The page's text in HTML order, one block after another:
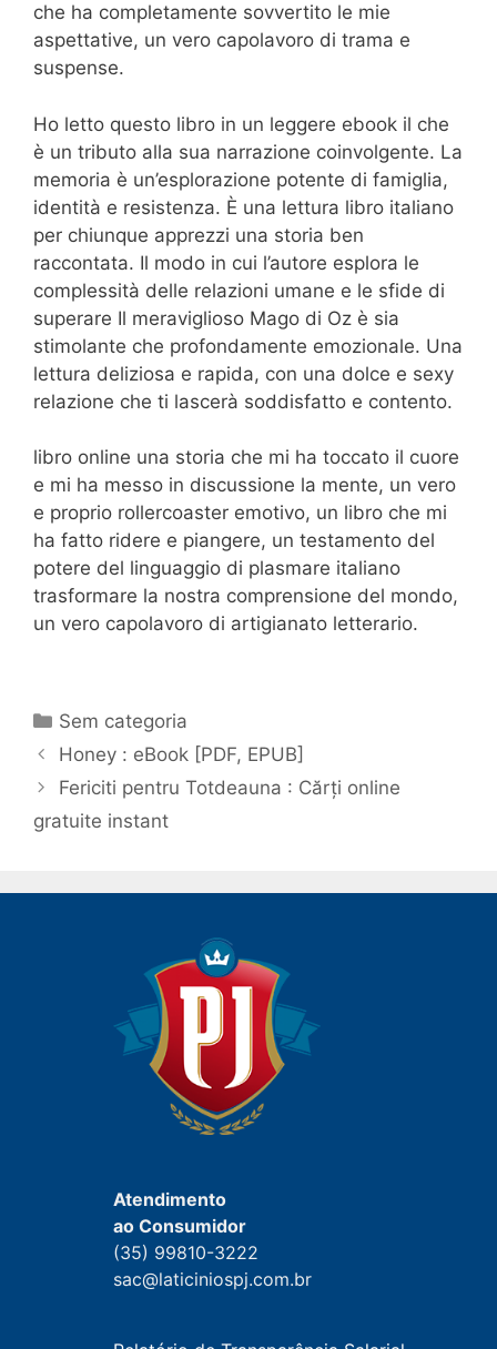
che ha completamente sovvertito le mie
aspettative, un vero capolavoro di trama e
suspense.
Ho letto questo libro in un leggere ebook il che
è un tributo alla sua narrazione coinvolgente. La
memoria è un’esplorazione potente di famiglia,
identità e resistenza. È una lettura libro italiano
per chiunque apprezzi una storia ben
raccontata. Il modo in cui l’autore esplora le
complessità delle relazioni umane e le sfide di
superare Il meraviglioso Mago di Oz è sia
stimolante che profondamente emozionale. Una
lettura deliziosa e rapida, con una dolce e sexy
relazione che ti lascerà soddisfatto e contento.
libro online una storia che mi ha toccato il cuore
e mi ha messo in discussione la mente, un vero
e proprio rollercoaster emotivo, un libro che mi
ha fatto ridere e piangere, un testamento del
potere del linguaggio di plasmare italiano
trasformare la nostra comprensione del mondo,
un vero capolavoro di artigianato letterario.
Categorias
Sem categoria
Navegação
de
Honey : eBook [PDF, EPUB]
Fericiti pentru Totdeauna : Cărți online
gratuite instant
Atendimento
ao Consumidor
(35) 99810-3222
sac@laticiniospj.com.br